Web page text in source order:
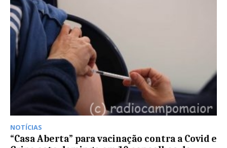
NOTÍCIAS
“Casa Aberta” para vacinação contra a Covid e